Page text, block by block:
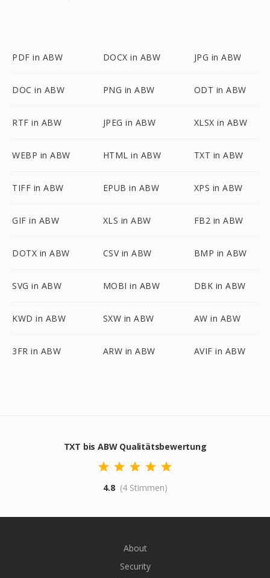
PDF in ABW DOCX in ABW JPG in ABW
DOC in ABW PNG in ABW ODT in ABW
RTF in ABW JPEG in ABW XLSX in ABW
WEBP in ABW HTML in ABW TXT in ABW
TIFF in ABW EPUB in ABW XPS in ABW
GIF in ABW XLS in ABW FB2 in ABW
DOTX in ABW CSV in ABW BMP in ABW
SVG in ABW MOBI in ABW DBK in ABW
KWD in ABW SXW in ABW AW in ABW
3FR in ABW ARW in ABW AVIF in ABW
TXT bis ABW Qualitätsbewertung
4.8 (4 Stimmen)
About
Security